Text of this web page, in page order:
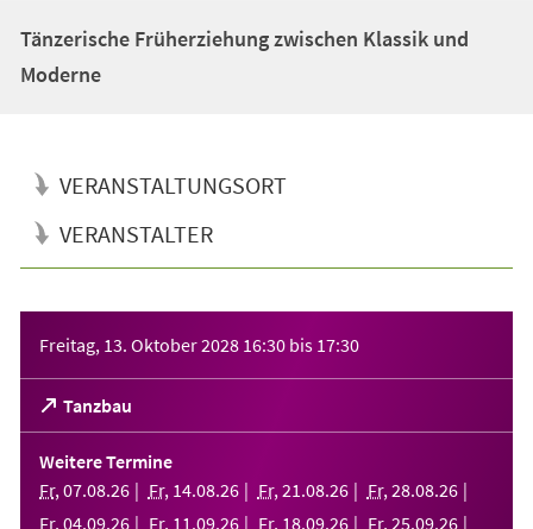
Tänzerische Früherziehung zwischen Klassik und
Moderne
VERANSTALTUNGSORT
VERANSTALTER
Freitag, 13. Oktober 2028 16:30 bis 17:30
Tanzbau
(Öffnet
in
einem
neuen
Tab)
Weitere Termine
Fr, 07.08.26 Fr, 14.08.26 Fr, 21 .08.26 Fr, 28.08.26
Fr, 04.09.26 Fr, 11 .09.26 Fr, 18.09.26 Fr, 25.09.26